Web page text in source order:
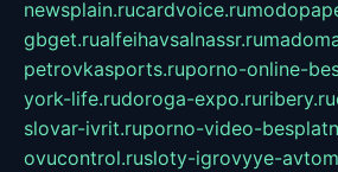
newsplain.rucardvoice.ru
gbget.rualfeihavsalnassr.ru
petrovkasports.ruporno-online-
york-life.rudoroga-expo.ruribery.ru
slovar-ivrit.ruporno-video-
ovucontrol.rusloty-igrovyye-